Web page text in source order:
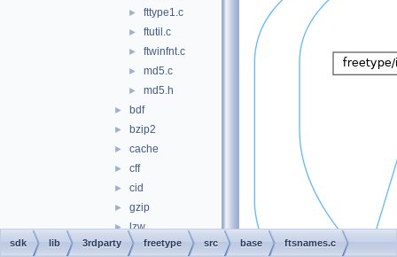
► fttype1.c
► ftutil.c
► ftwinfnt.c
► md5.c
► md5.h
► bdf
► bzip2
► cache
► cff
► cid
► gzip
► lzw
► pcf
sdk lib 3rdparty freetype src base ftsnames.c